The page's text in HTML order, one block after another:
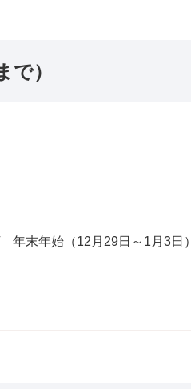
で）
末年始（12月29日～1月3日）